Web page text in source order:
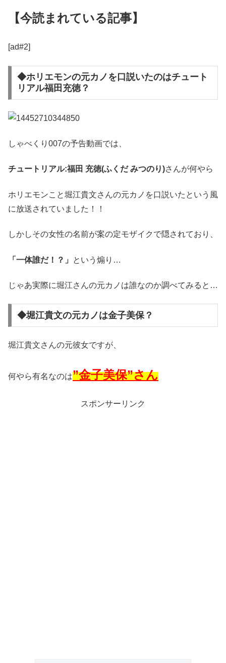
【今読まれている記事】
[ad#2]
◆ホリエモンの元カノを口説いたのはチュート
リアル福田充徳？
しゃべくり007の予告動画では、
チュートリアル:福田 充徳(ふくだ みつのり)さんが何やら
ホリエモンこと堀江貴文さんの元カノを口説いたという風
に放送されていました！！
しかしその女性の名前が案の定モザイクで隠されており、
「一体誰だ！？」 という煽り…
じゃあ実際に堀江さんの元カノは誰なのか調べてみると…
◆堀江貴文の元カノは金子美保？
堀江貴文さんの元彼女ですが、
何やら有名なのは”金子美保”さん
スポンサーリンク